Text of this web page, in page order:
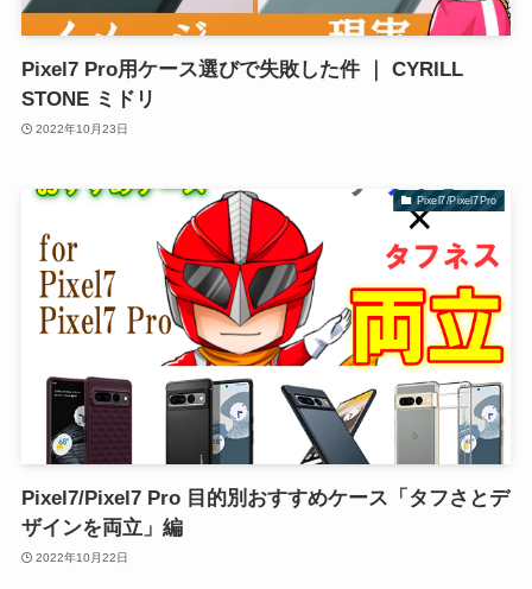
Pixel7 Pro用ケース選びで失敗した件 ｜ CYRILL
STONE ミドリ
2022年10月23日
Pixel7/Pixel7Pro
Pixel7/Pixel7 Pro 目的別おすすめケース「タフさとデ
ザインを両立」編
2022年10月22日